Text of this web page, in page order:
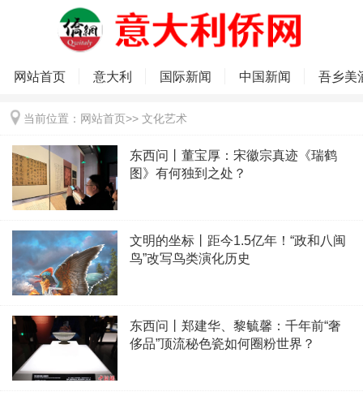
网站首页 意大利 国际新闻 中国新闻 吾乡美
当前位置： 网站首页>> 文化艺术
东西问丨董宝厚：宋徽宗真迹《瑞鹤
图》有何独到之处？
文明的坐标丨距今1.5亿年！“政和八闽
鸟”改写鸟类演化历史
东西问丨郑建华、黎毓馨：千年前“奢
侈品”顶流秘色瓷如何圈粉世界？